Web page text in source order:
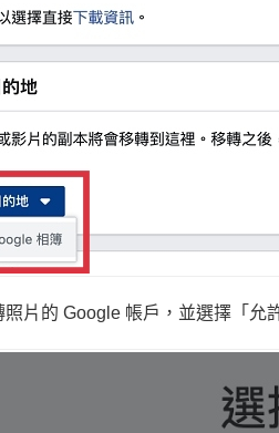
片的 Google 帳戶，並選擇「允